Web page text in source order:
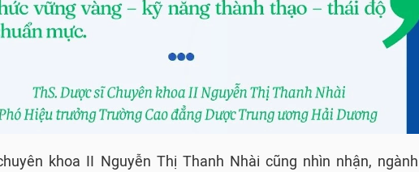
khoa II Nguyễn Thị Thanh Nhài cũng nhìn nhận, ngành